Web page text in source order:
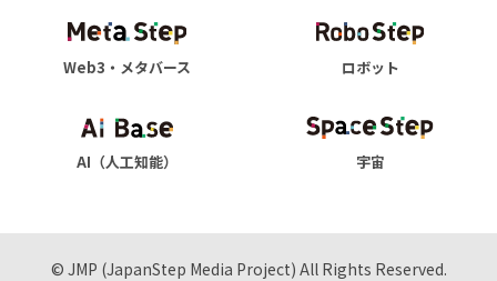
Web3・メタバース ロボット
AI（人工知能） 宇宙
© JMP (JapanStep Media Project) All Rights Reserved.